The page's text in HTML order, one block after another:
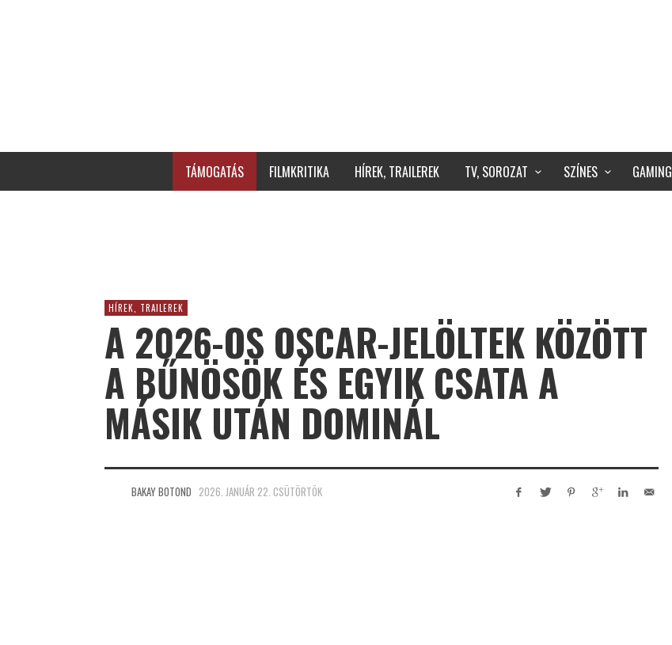
TÁMOGATÁS FILMKRITIKA HÍREK, TRAILEREK TV, SOROZAT SZÍNES GAMING
HÍREK, TRAILEREK
A 2026-OS OSCAR-JELÖLTEK KÖZÖTT
A BŰNÖSÖK ÉS EGYIK CSATA A
MÁSIK UTÁN DOMINÁL
BAKAY BOTOND 2026. JANUÁR 22. CSÜTÖRTÖK